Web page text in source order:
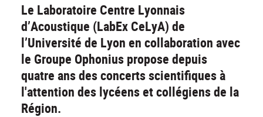
Le Laboratoire Centre Lyonnais
d’Acoustique (LabEx CeLyA) de
l’Université de Lyon en collaboration avec
le Groupe Ophonius propose depuis
quatre ans des concerts scientifiques à
l'attention des lycéens et collégiens de la
Région.